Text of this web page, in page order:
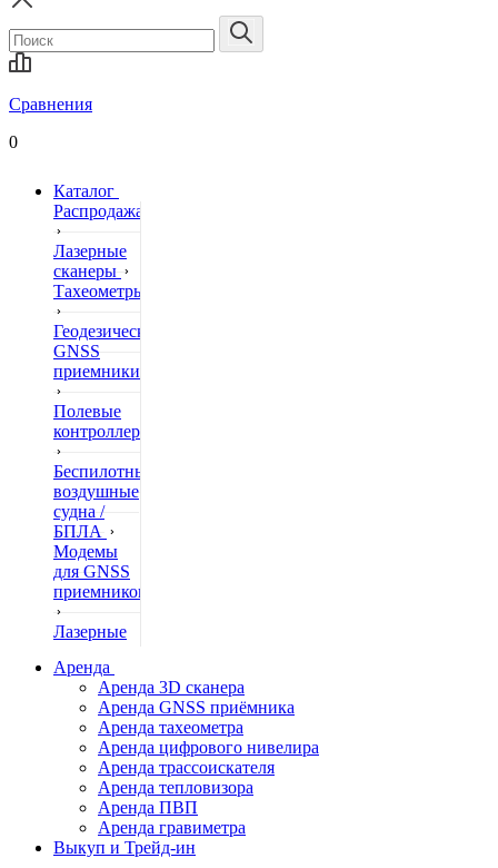
Сравнения
0
Каталог
Распродажа
Лазерные
сканеры
Тахеометры
Геодезические
GNSS
приемники
Полевые
контроллеры
Беспилотные
воздушные
судна /
БПЛА
Модемы
для GNSS
приемников
Лазерные
Нивелиры
Теодолиты
Трассоискатели
Неразрушающий
контроль
Аксессуары
Аренда
Аренда 3D сканера
Аренда GNSS приёмника
Аренда тахеометра
Аренда цифрового нивелира
Аренда трассоискателя
Аренда тепловизора
Аренда ПВП
Аренда гравиметра
Выкуп и Трейд-ин